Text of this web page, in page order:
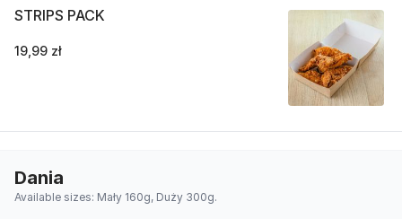
STRIPS PACK
19,99 zł
Dania
Available sizes: Mały 160g, Duży 300g.